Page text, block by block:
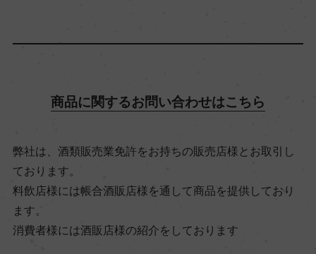
ビオディナミ / ビオロジック, (ビオディナミ)認証
有機JAS認証
ー
商品に関するお問い合わせはこちら
弊社は、酒類販売業免許をお持ちの販売店様とお取引し
ております。
料飲店様には帳合酒販店様を通して商品を提供しており
ます。
消費者様には酒販店様の紹介をしております